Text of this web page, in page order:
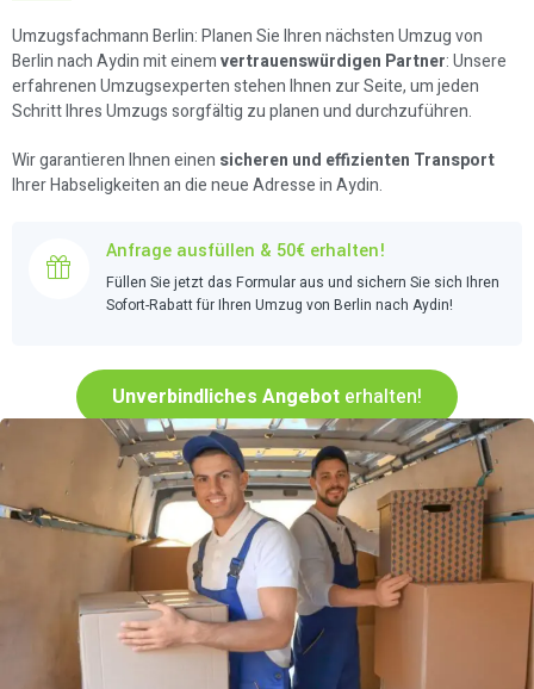
Umzugsfachmann Berlin: Planen Sie Ihren nächsten Umzug von
Berlin nach Aydin mit einemvertrauenswürdigen Partner: Unsere
erfahrenen Umzugsexperten stehen Ihnen zur Seite, um jeden
Schritt Ihres Umzugs sorgfältig zu planen und durchzuführen.
Wir garantieren Ihnen einen sicheren und effizienten Transport
Ihrer Habseligkeiten an die neue Adresse in Aydin.
Anfrage ausfüllen & 50€ erhalten!
Füllen Sie jetzt das Formular aus und sichern Sie sich Ihren
Sofort-Rabatt für Ihren Umzug von Berlin nach Aydin!
Unverbindliches Angebot erhalten!